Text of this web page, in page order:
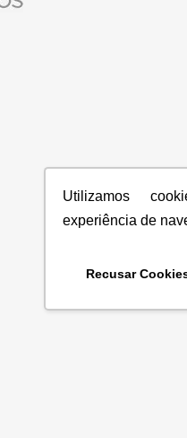
Utilizamos
experiência de
Recusar